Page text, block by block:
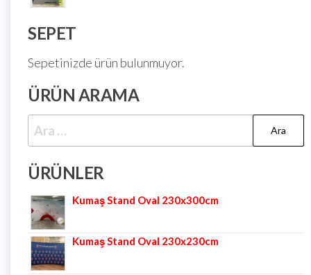
SEPET
Sepetinizde ürün bulunmuyor.
ÜRÜN ARAMA
ÜRÜNLER
Kumaş Stand Oval 230x300cm
Kumaş Stand Oval 230x230cm